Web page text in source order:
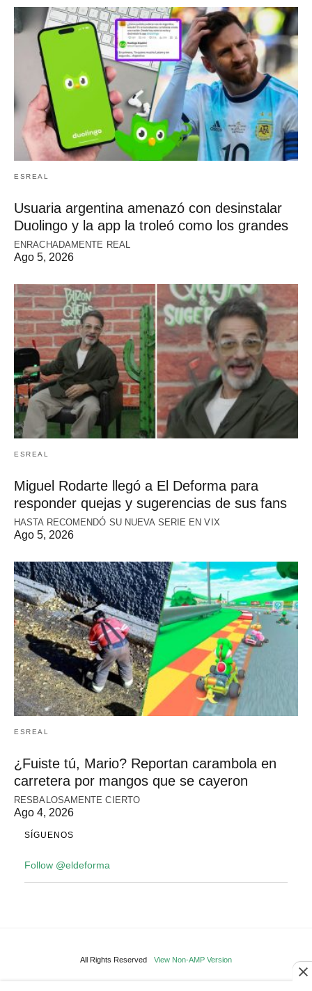
ESREAL
Usuaria argentina amenazó con desinstalar
Duolingo y la app la troleó como los grandes
ENRACHADAMENTE REAL
Ago 5, 2026
ESREAL
Miguel Rodarte llegó a El Deforma para
responder quejas y sugerencias de sus fans
HASTA RECOMENDÓ SU NUEVA SERIE EN VIX
Ago 5, 2026
ESREAL
¿Fuiste tú, Mario? Reportan carambola en
carretera por mangos que se cayeron
RESBALOSAMENTE CIERTO
Ago 4, 2026
SÍGUENOS
Follow @eldeforma
All Rights Reserved View Non-AMP Version